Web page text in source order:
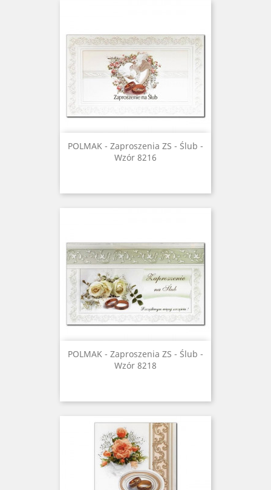
POLMAK - Zaproszenia ZS - Ślub -
Wzór 8216
POLMAK - Zaproszenia ZS - Ślub -
Wzór 8218